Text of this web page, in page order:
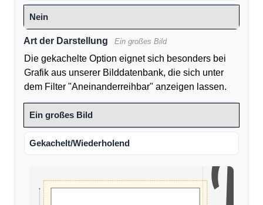
Nein
Art der Darstellung Ein großes Bild
Die gekachelte Option eignet sich besonders bei
Grafik aus unserer Bilddatenbank, die sich unter
dem Filter "Aneinanderreihbar" anzeigen lassen.
Ein großes Bild
Gekachelt/Wiederholend